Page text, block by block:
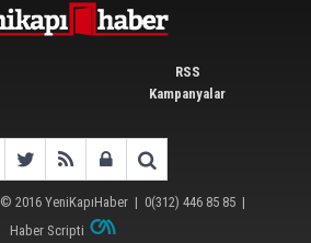
RSS
Kampanyalar
© 2016 YeniKapıHaber| 0(312) 446 85 85|
Haber Scripti